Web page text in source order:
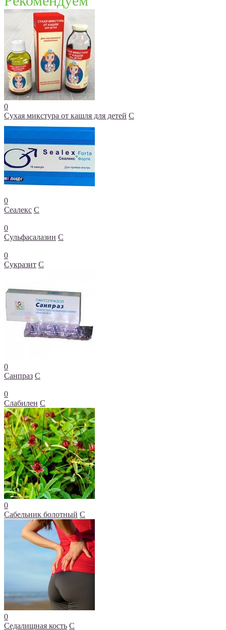
0
Сухая микстура от кашля для детей С
0
Сеалекс С
0
Сульфасалазин С
0
Сукразит С
0
Санпраз С
0
Слабилен С
0
Сабельник болотный С
0
Седалищная кость С